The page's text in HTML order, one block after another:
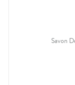
Savon